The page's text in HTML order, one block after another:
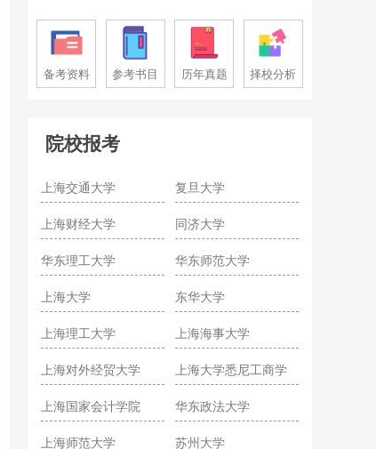
备考资料 参考书目 历年真题 择校分析
院校报考
上海交通大学 复旦大学
上海财经大学 同济大学
华东理工大学 华东师范大学
上海大学 东华大学
上海理工大学 上海海事大学
上海对外经贸大学
上海大学悉尼工商学
上海国家会计学院 华东政法大学
上海师范大学 苏州大学